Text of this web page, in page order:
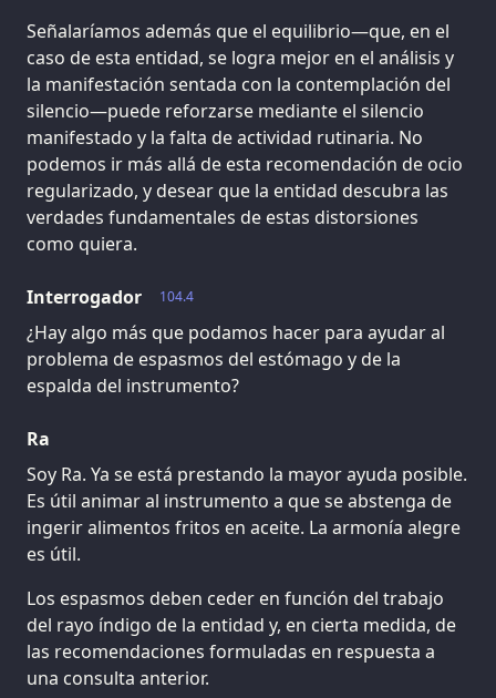
Señalaríamos además que el equilibrio—que, en el
caso de esta entidad, se logra mejor en el análisis y
la manifestación sentada con la contemplación del
silencio—puede reforzarse mediante el silencio
manifestado y la falta de actividad rutinaria. No
podemos ir más allá de esta recomendación de ocio
regularizado, y desear que la entidad descubra las
verdades fundamentales de estas distorsiones
como quiera.
104.4
Interrogador
¿Hay algo más que podamos hacer para ayudar al
problema de espasmos del estómago y de la
espalda del instrumento?
Ra
Soy Ra. Ya se está prestando la mayor ayuda posible.
Es útil animar al instrumento a que se abstenga de
ingerir alimentos fritos en aceite. La armonía alegre
es útil.
Los espasmos deben ceder en función del trabajo
del rayo índigo de la entidad y, en cierta medida, de
las recomendaciones formuladas en respuesta a
una consulta anterior.